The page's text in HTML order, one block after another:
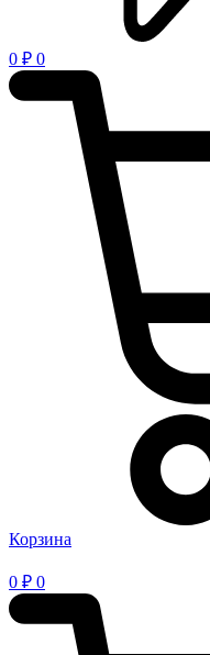
0 ₽ 0
Корзина
0 ₽ 0